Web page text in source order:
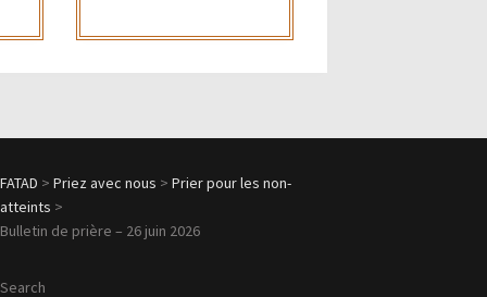
FATAD >Priez avec nous >Prier pour les non-
atteints >
Bulletin de prière – 26 juin 2026
Search